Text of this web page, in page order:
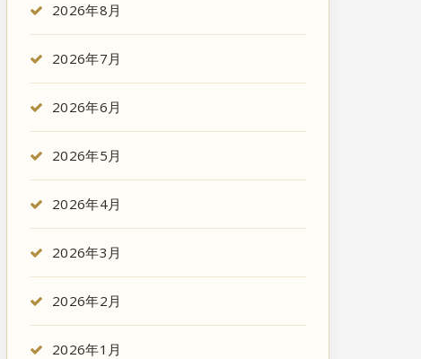
2026年8月
2026年7月
2026年6月
2026年5月
2026年4月
2026年3月
2026年2月
2026年1月